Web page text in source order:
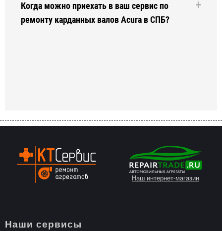
Когда можно приехать в ваш сервис по
ремонту карданных валов Acura в СПБ?
Наш интернет-магазин
Наши сервисы